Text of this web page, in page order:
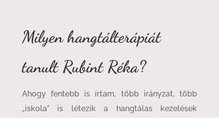
Milyen hangtálterápiát
tanult Rubint Réka?
Ahogy fentebb is írtam, több irányzat, több
„iskola” is létezik a hangtálas kezelések